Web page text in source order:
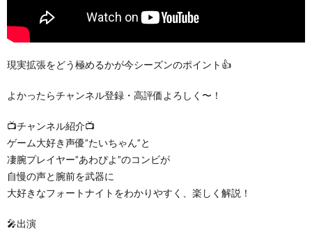
現実拡張をどう極めるかが今シーズンのポイント👍
よかったらチャンネル登録・高評価よろしく〜！
📺チャンネル紹介📺
ゲーム大好き声優”たいちゃん”と
凄腕プレイヤー”あわぴよ”のコンビが
自慢の声と腕前を武器に
大好きなフォートナイトをわかりやすく、楽しく解説！
🎤出演